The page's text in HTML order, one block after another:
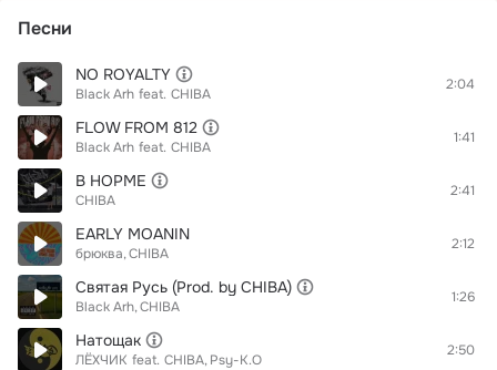
Песни
NO ROYALTY
Black Arh feat. CHIBA
2:04
FLOW FROM 812
Black Arh feat. CHIBA
1:41
В НОРМЕ
CHIBA
2:41
EARLY MOANIN
брюква CHIBA
2:12
Святая Русь (Prod. by CHIBA)
Black Arh CHIBA
1:26
Натощак
ЛЁХЧИК feat. CHIBA Psy-K.O
2:50